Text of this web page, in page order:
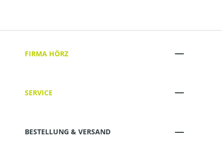
FIRMA HÖRZ
SERVICE
BESTELLUNG & VERSAND